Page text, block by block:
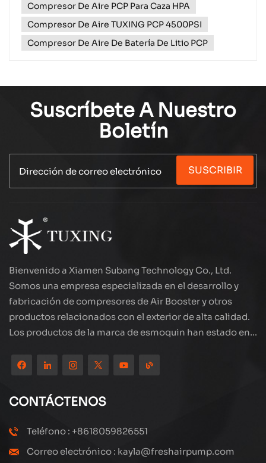
Compresor De Aire PCP Para Caza HPA
Compresor De Aire TUXING PCP 4500PSI
Compresor De Aire De Batería De Litio PCP
Suscríbete A Nuestro
Boletín
SUSCRIBIR
Bienvenido a Xiamen Subang Technology Co., Ltd.
Somos una empresa especializada en el desarrollo y
fabricación de compresores de Air Booster y otros
productos relacionados con el exterior de alta calidad.
Los productos de la marca de esmoquin han estado en
ubicada en el hermoso paisaje de la ciudad costera:
Xiamen, nuestros productos se exportan a más de 80
países y regiones, con una excelente calidad ha ganado
una amplia reputación internacional. Subang
Technology tiene un equipo de ventas profesional y un
estamos explorando y estudiando cómo actualizar
CONTÁCTENOS
Teléfono : +8618059826551
Correo electrónico : kayla@freshairpump.com